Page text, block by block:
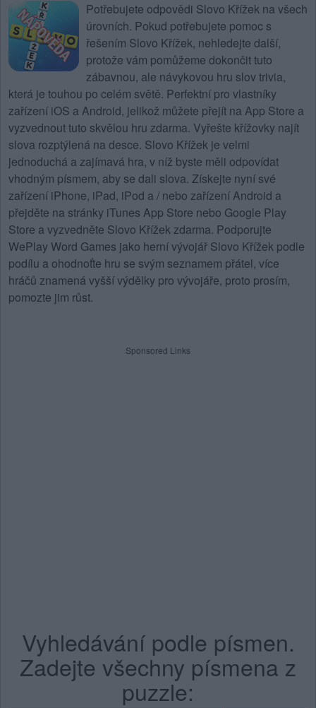
Potřebujete odpovědi Slovo Křížek na všech
úrovních. Pokud potřebujete pomoc s
řešením Slovo Křížek, nehledejte další,
protože vám pomůžeme dokončit tuto
zábavnou, ale návykovou hru slov trivia,
která je touhou po celém světě. Perfektní pro vlastníky
zařízení iOS a Android, jelikož můžete přejít na App Store a
vyzvednout tuto skvělou hru zdarma. Vyřešte křížovky najít
slova rozptýlená na desce. Slovo Křížek je velmi
jednoduchá a zajímavá hra, v níž byste měli odpovídat
vhodným písmem, aby se dali slova. Získejte nyní své
zařízení iPhone, iPad, iPod a / nebo zařízení Android a
přejděte na stránky iTunes App Store nebo Google Play
Store a vyzvedněte Slovo Křížek zdarma. Podporujte
WePlay Word Games jako herní vývojář Slovo Křížek podle
podílu a ohodnoťte hru se svým seznamem přátel, více
hráčů znamená vyšší výdělky pro vývojáře, proto prosím,
pomozte jim růst.
Sponsored Links
Vyhledávání podle písmen.
Zadejte všechny písmena z
puzzle: